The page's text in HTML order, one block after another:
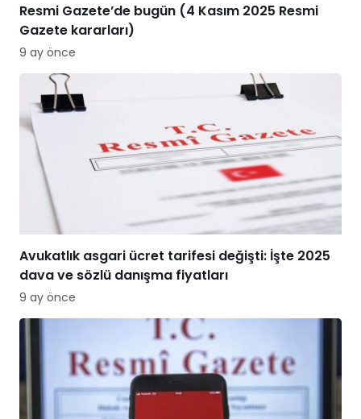
Resmi Gazete’de bugün (4 Kasım 2025 Resmi
Gazete kararları)
9 ay önce
Avukatlık asgari ücret tarifesi değişti: İşte 2025
dava ve sözlü danışma fiyatları
9 ay önce